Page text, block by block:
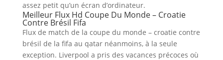
assez petit qu’un écran d’ordinateur.
Meilleur Flux Hd Coupe Du Monde – Croatie
Contre Brésil Fifa
Flux de match de la coupe du monde – croatie contre
brésil de la fifa au qatar néanmoins, à la seule
exception. Liverpool a pris des vacances précoces où